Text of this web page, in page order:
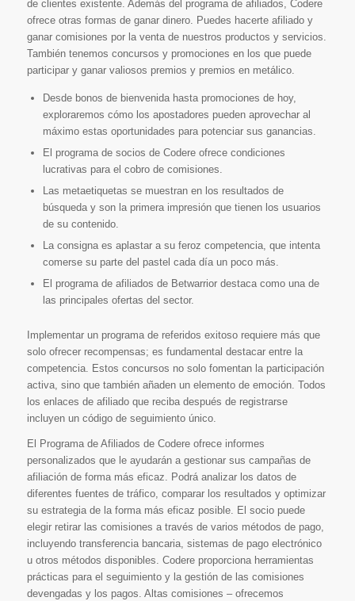
de clientes existente. Además del programa de afiliados, Codere
ofrece otras formas de ganar dinero. Puedes hacerte afiliado y
ganar comisiones por la venta de nuestros productos y servicios.
También tenemos concursos y promociones en los que puede
participar y ganar valiosos premios y premios en metálico.
Desde bonos de bienvenida hasta promociones de hoy,
exploraremos cómo los apostadores pueden aprovechar al
máximo estas oportunidades para potenciar sus ganancias.
El programa de socios de Codere ofrece condiciones
lucrativas para el cobro de comisiones.
Las metaetiquetas se muestran en los resultados de
búsqueda y son la primera impresión que tienen los usuarios
de su contenido.
La consigna es aplastar a su feroz competencia, que intenta
comerse su parte del pastel cada día un poco más.
El programa de afiliados de Betwarrior destaca como una de
las principales ofertas del sector.
Implementar un programa de referidos exitoso requiere más que
solo ofrecer recompensas; es fundamental destacar entre la
competencia. Estos concursos no solo fomentan la participación
activa, sino que también añaden un elemento de emoción. Todos
los enlaces de afiliado que reciba después de registrarse
incluyen un código de seguimiento único.
El Programa de Afiliados de Codere ofrece informes
personalizados que le ayudarán a gestionar sus campañas de
afiliación de forma más eficaz. Podrá analizar los datos de
diferentes fuentes de tráfico, comparar los resultados y optimizar
su estrategia de la forma más eficaz posible. El socio puede
elegir retirar las comisiones a través de varios métodos de pago,
incluyendo transferencia bancaria, sistemas de pago electrónico
u otros métodos disponibles. Codere proporciona herramientas
prácticas para el seguimiento y la gestión de las comisiones
devengadas y los pagos. Altas comisiones – ofrecemos